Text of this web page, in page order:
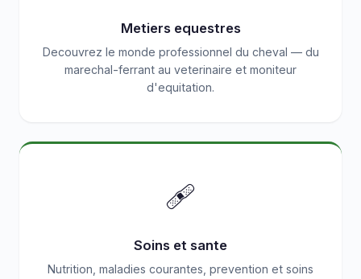
Metiers equestres
Decouvrez le monde professionnel du cheval — du
marechal-ferrant au veterinaire et moniteur
d'equitation.
🩹
Soins et sante
Nutrition, maladies courantes, prevention et soins